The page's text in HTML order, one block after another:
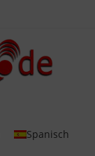
Spanisch